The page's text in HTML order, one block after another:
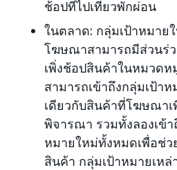
ช้อปที่ไปเที่ยวพักผ่อน
ในตลาด: กลุ่มเป้าหมาย
โฆษณาสามารถมีส่วนร่
เพิ่งช้อปสินค้าในหมวด
สามารถเข้าถึงกลุ่มเป้า
เดียวกับสินค้าที่โฆษณาเ
พิจารณา รวมทั้งลองเข้า
หมายใหม่ทั้งหมดเพื่อช่ว
สินค้า กลุ่มเป้าหมายเหล่